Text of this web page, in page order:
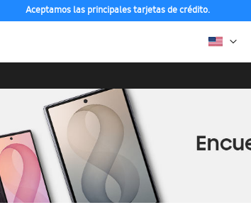
Aceptamos las principales tarjetas de crédito.